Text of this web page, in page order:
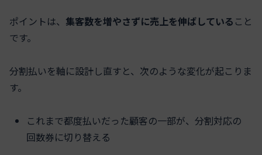
ポイントは、 集客数を増やさずに売上を伸ばしている こと
です。
分割払いを軸に設計し直すと、次のような変化が起こりま
す。
これまで都度払いだった顧客の一部が、分割対応の
回数券に切り替える